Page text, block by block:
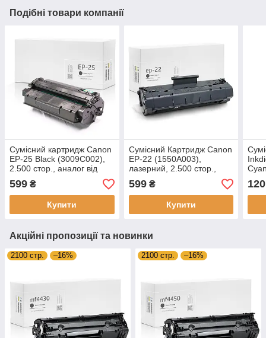
Подібні товари компанії
Сумісний картридж Canon
EP-25 Black (3009C002),
2.500 стор., аналог від
Gravitone
599 ₴
Купити
Сумісний Картридж Canon
EP-22 (1550A003),
лазерний, 2.500 стор.,
аналог від Gravitone
(GTC-CRG-EP22-BK)
599₴
Купити
1)
120
Акційні пропозиції та новинки
2100 стр. –16% 2100 стр. –16%